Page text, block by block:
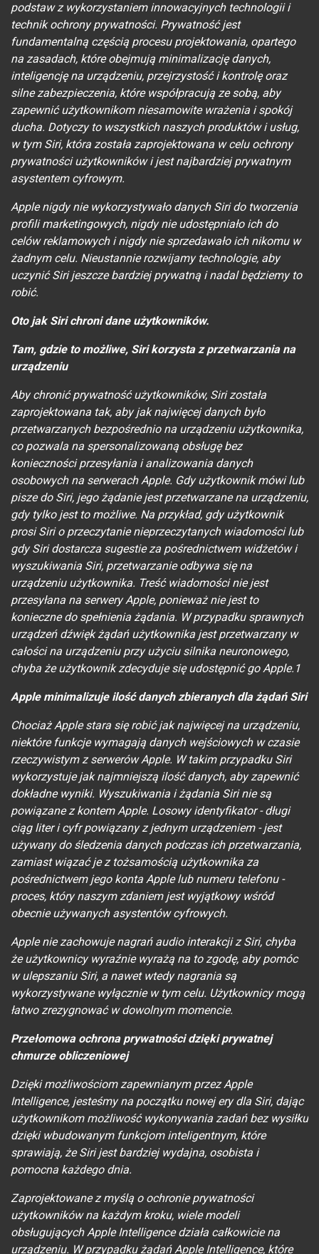
podstaw z wykorzystaniem innowacyjnych technologii i
technik ochrony prywatności. Prywatność jest
fundamentalną częścią procesu projektowania, opartego
na zasadach, które obejmują minimalizację danych,
inteligencję na urządzeniu, przejrzystość i kontrolę oraz
silne zabezpieczenia, które współpracują ze sobą, aby
zapewnić użytkownikom niesamowite wrażenia i spokój
ducha. Dotyczy to wszystkich naszych produktów i usług,
w tym Siri, która została zaprojektowana w celu ochrony
prywatności użytkowników i jest najbardziej prywatnym
asystentem cyfrowym.
Apple nigdy nie wykorzystywało danych Siri do tworzenia
profili marketingowych, nigdy nie udostępniało ich do
celów reklamowych i nigdy nie sprzedawało ich nikomu w
żadnym celu. Nieustannie rozwijamy technologie, aby
uczynić Siri jeszcze bardziej prywatną i nadal będziemy to
robić.
Oto jak Siri chroni dane użytkowników.
Tam, gdzie to możliwe, Siri korzysta z przetwarzania na
urządzeniu
Aby chronić prywatność użytkowników, Siri została
zaprojektowana tak, aby jak najwięcej danych było
przetwarzanych bezpośrednio na urządzeniu użytkownika,
co pozwala na spersonalizowaną obsługę bez
konieczności przesyłania i analizowania danych
osobowych na serwerach Apple. Gdy użytkownik mówi lub
pisze do Siri, jego żądanie jest przetwarzane na urządzeniu,
gdy tylko jest to możliwe. Na przykład, gdy użytkownik
prosi Siri o przeczytanie nieprzeczytanych wiadomości lub
gdy Siri dostarcza sugestie za pośrednictwem widżetów i
wyszukiwania Siri, przetwarzanie odbywa się na
urządzeniu użytkownika. Treść wiadomości nie jest
przesyłana na serwery Apple, ponieważ nie jest to
konieczne do spełnienia żądania. W przypadku sprawnych
urządzeń dźwięk żądań użytkownika jest przetwarzany w
całości na urządzeniu przy użyciu silnika neuronowego,
chyba że użytkownik zdecyduje się udostępnić go Apple.1
Apple minimalizuje ilość danych zbieranych dla żądań Siri
Chociaż Apple stara się robić jak najwięcej na urządzeniu,
niektóre funkcje wymagają danych wejściowych w czasie
rzeczywistym z serwerów Apple. W takim przypadku Siri
wykorzystuje jak najmniejszą ilość danych, aby zapewnić
dokładne wyniki. Wyszukiwania i żądania Siri nie są
powiązane z kontem Apple. Losowy identyfikator - długi
ciąg liter i cyfr powiązany z jednym urządzeniem - jest
używany do śledzenia danych podczas ich przetwarzania,
zamiast wiązać je z tożsamością użytkownika za
pośrednictwem jego konta Apple lub numeru telefonu -
proces, który naszym zdaniem jest wyjątkowy wśród
obecnie używanych asystentów cyfrowych.
Apple nie zachowuje nagrań audio interakcji z Siri, chyba
że użytkownicy wyraźnie wyrażą na to zgodę, aby pomóc
w ulepszaniu Siri, a nawet wtedy nagrania są
wykorzystywane wyłącznie w tym celu. Użytkownicy mogą
łatwo zrezygnować w dowolnym momencie.
Przełomowa ochrona prywatności dzięki prywatnej
chmurze obliczeniowej
Dzięki możliwościom zapewnianym przez Apple
Intelligence, jesteśmy na początku nowej ery dla Siri, dając
użytkownikom możliwość wykonywania zadań bez wysiłku
dzięki wbudowanym funkcjom inteligentnym, które
sprawiają, że Siri jest bardziej wydajna, osobista i
pomocna każdego dnia.
Zaprojektowane z myślą o ochronie prywatności
użytkowników na każdym kroku, wiele modeli
obsługujących Apple Intelligence działa całkowicie na
urządzeniu. W przypadku żądań Apple Intelligence, które